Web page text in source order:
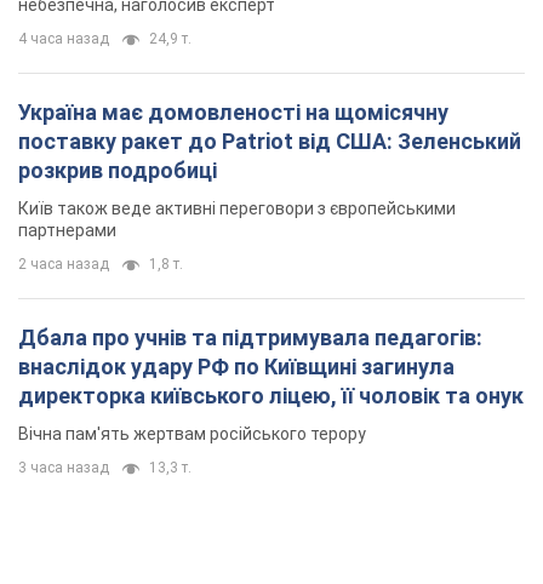
небезпечна, наголосив експерт
4 часа назад 24,9 т.
Україна має домовленості на щомісячну
поставку ракет до Patriot від США: Зеленський
розкрив подробиці
Київ також веде активні переговори з європейськими
партнерами
2 часа назад 1,8 т.
Дбала про учнів та підтримувала педагогів:
внаслідок удару РФ по Київщині загинула
директорка київського ліцею, її чоловік та онук
Вічна пам'ять жертвам російського терору
3 часа назад 13,3 т.